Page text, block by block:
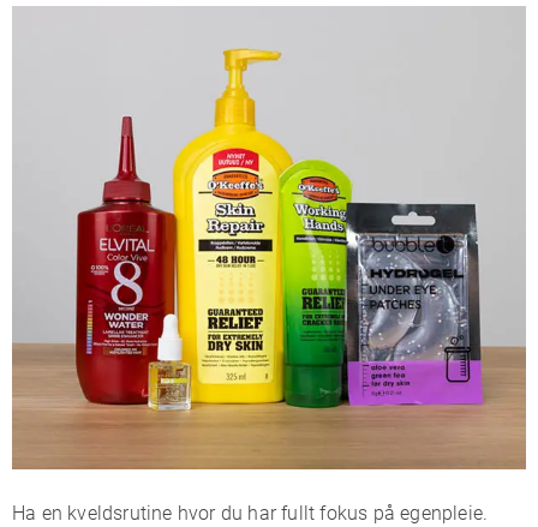
Ha en kveldsrutine hvor du har fullt fokus på egenpleie.